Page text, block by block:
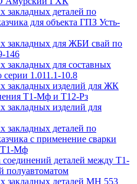
закладных деталей по
для объекта ГПЗ Усть-
закладных для ЖБИ свай по
146
закладных для составных
1.011.1-10.8
закладных изделий для ЖК
Т1-Мф и Т12-Рз
закладных изделий для
закладных деталей по
с применение сварки
Т1-Мф
соединений деталей между Т1-
полуавтоматом
закладных деталей МН 553